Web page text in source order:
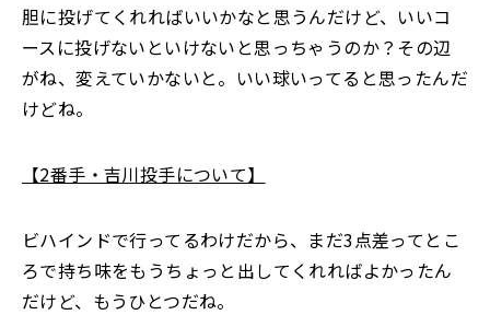
胆に投げてくれればいいかなと思うんだけど、いいコ
ースに投げないといけないと思っちゃうのか？その辺
がね、変えていかないと。いい球いってると思ったんだ
けどね。
【2番手・吉川投手について】
ビハインドで行ってるわけだから、まだ3点差ってとこ
ろで持ち味をもうちょっと出してくれればよかったん
だけど、もうひとつだね。